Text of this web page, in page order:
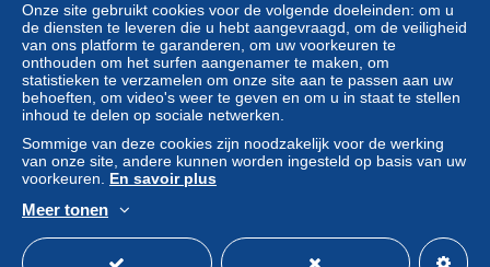
Poland 1994 Maria m/s, Mint NH, Religion - Religion
± US$ 13,87
Statuut
Onze site gebruikt cookies voor de volgende doeleinden: om u
de diensten te leveren die u hebt aangevraagd, om de veiligheid
van ons platform te garanderen, om uw voorkeuren te
onthouden om het surfen aangenamer te maken, om
statistieken te verzamelen om onze site aan te passen aan uw
behoeften, om video's weer te geven en om u in staat te stellen
inhoud te delen op sociale netwerken.
Sommige van deze cookies zijn noodzakelijk voor de werking
van onze site, andere kunnen worden ingesteld op basis van uw
voorkeuren. En savoir plus
Meer tonen